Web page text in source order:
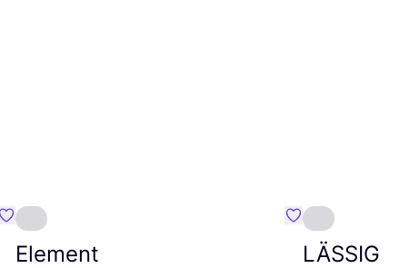
Préféré {nom}
Element
Préféré {nom}
LÄSSIG